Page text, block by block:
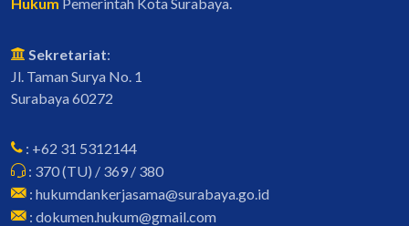
Sekretariat:
Jl. Taman Surya No. 1
Surabaya 60272
: +62 31 5312144
: 370 (TU) / 369 / 380
: hukumdankerjasama@surabaya.go.id
: dokumen.hukum@gmail.com